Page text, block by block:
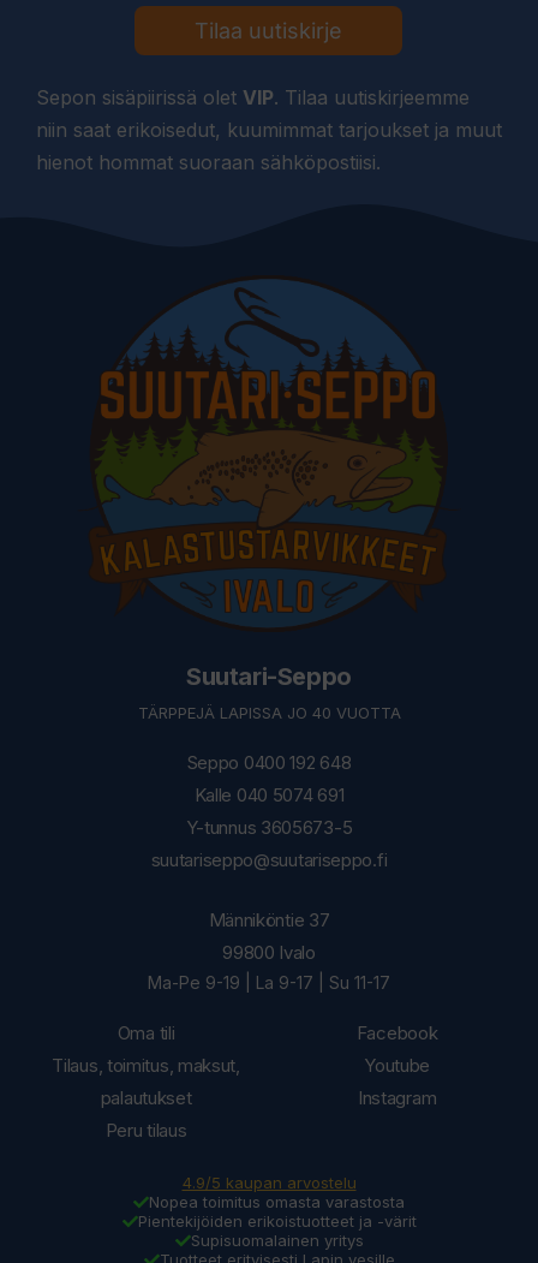
Tilaa uutiskirje
Sepon sisäpiirissä olet VIP. Tilaa uutiskirjeemme
niin saat erikoisedut, kuumimmat tarjoukset ja muut
hienot hommat suoraan sähköpostiisi.
Suutari-Seppo
TÄRPPEJÄ LAPISSA JO 40 VUOTTA
Seppo 0400 192 648
Kalle 040 5074 691
Y-tunnus 3605673-5
suutariseppo@suutariseppo.fi
Oma tili
Tilaus, toimitus, maksut,
palautukset
Peru tilaus
Männiköntie 37
99800 Ivalo
Ma-Pe 9-19 | La 9-17 | Su 11-17
Facebook
Youtube
Instagram
4.9/5 kaupan arvostelu
Nopea toimitus omasta varastosta
Pientekijöiden erikoistuotteet ja -värit
Supisuomalainen yritys